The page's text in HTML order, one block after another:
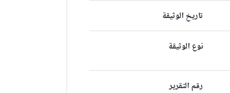
تاريخ الوثيقة
نوع الوثيقة
رقم التقرير